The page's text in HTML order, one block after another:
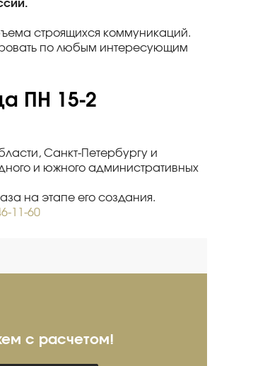
строящихся коммуникаций.
по любым интересующим
ПН 15-2
Санкт-Петербургу и
и южного административных
на этапе его создания.
11-60
с расчетом!